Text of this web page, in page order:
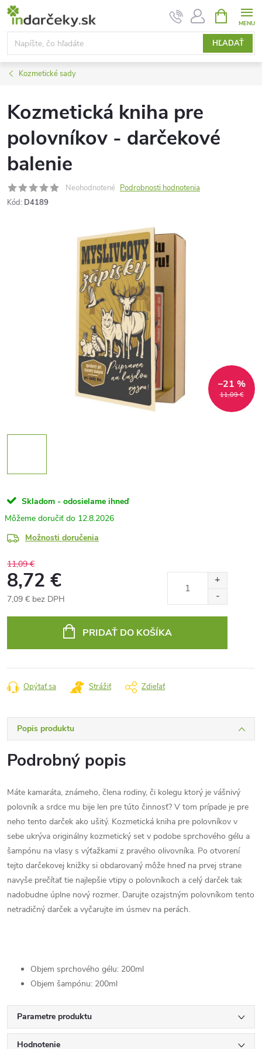
Prejsť
obsah
HĽADAŤ
KOŠÍK
Kozmetické sady
Kozmetická kniha pre
polovníkov - darčekové
balenie
Neohodnotené Podrobnosti hodnotenia
Kód: D4189
11,09 €
–21 %
Skladom - odosielame ihneď
12.8.2026
Možnosti doručenia
11,09 €
8,72 €
7,09 € bez DPH
PRIDAŤ DO KOŠÍKA
Opýtať sa Strážiť Zdieľať
Popis produktu
Podrobný popis
Máte kamaráta, známeho, člena rodiny, či kolegu ktorý je vášnivý
polovník a srdce mu bije len pre túto činnosť? V tom prípade je pre
neho tento darček ako ušitý. Kozmetická kniha pre polovníkov v
sebe ukrýva originálny kozmetický set v podobe sprchového gélu a
šampónu na vlasy s výťažkami z pravého olivovníka. Po otvorení
tejto darčekovej knižky si obdarovaný môže hneď na prvej strane
navyše prečítať tie najlepšie vtipy o polovníkoch a celý darček tak
nadobudne úplne nový rozmer. Darujte ozajstným polovníkom tento
netradičný darček a vyčarujte im úsmev na perách.
Objem sprchového gélu: 200ml
Objem šampónu: 200ml
Parametre produktu
Hodnotenie